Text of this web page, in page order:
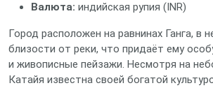
Валюта: индийская рупия (INR)
Город расположен на равнинах Ганга, в
близости от реки, что придаёт ему
и живописные пейзажи. Несмотря на
Катайя известна своей богатой